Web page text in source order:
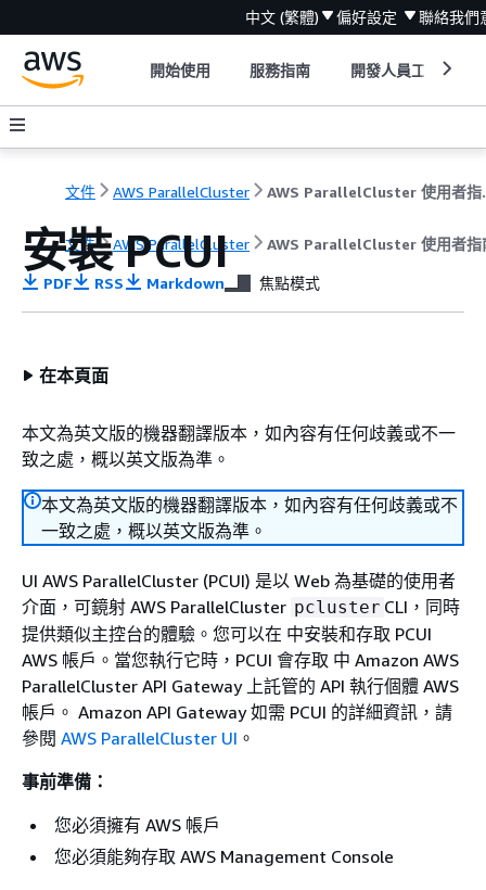
中文 (繁體) 偏好設定 聯絡我們
開始使用 服務指南 開發人員工具
文件 AWS ParallelCluster AWS
文件 AWS ParallelCluster AWS ParallelCluster 使用者指
安裝 PCUI
PDF RSS Markdown 焦點模式
在本頁面
本文為英文版的機器翻譯版本，如內容有任何歧義或不一
致之處，概以英文版為準。
本文為英文版的機器翻譯版本，如內容有任何歧義或不
一致之處，概以英文版為準。
UI AWS ParallelCluster (PCUI) 是以 Web 為基礎的使用者
介面，可鏡射 AWS ParallelCluster pcluster CLI，同時
提供類似主控台的體驗。您可以在 中安裝和存取 PCUI
AWS 帳戶。當您執行它時，PCUI 會存取 中 Amazon AWS
ParallelCluster API Gateway 上託管的 API 執行個體 AWS
帳戶。 Amazon API Gateway 如需 PCUI 的詳細資訊，請
參閱 AWS ParallelCluster UI 。
事前準備：
您必須擁有 AWS 帳戶
您必須能夠存取 AWS Management Console